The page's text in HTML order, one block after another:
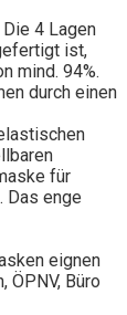
Die 4 Lagen
ist,
mind. 94%.
durch einen
für
Das enge
eignen
ÖPNV, Büro